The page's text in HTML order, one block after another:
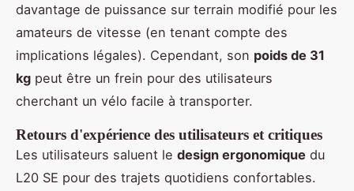
davantage de puissance sur terrain modifié pour les
amateurs de vitesse (en tenant compte des
implications légales). Cependant, son poids de 31
kg peut être un frein pour des utilisateurs
cherchant un vélo facile à transporter.
Retours d'expérience des utilisateurs et critiques
Les utilisateurs saluent le design ergonomique du
L20 SE pour des trajets quotidiens confortables.